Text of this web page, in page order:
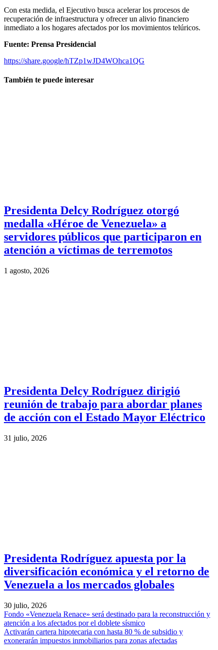
Con esta medida, el Ejecutivo busca acelerar los procesos de
recuperación de infraestructura y ofrecer un alivio financiero
inmediato a los hogares afectados por los movimientos telúricos.
Fuente: Prensa Presidencial
https://share.google/hTZp1wJD4WOhca1QG
También te puede interesar
Presidenta Delcy Rodríguez otorgó
medalla «Héroe de Venezuela» a
servidores públicos que participaron en
atención a víctimas de terremotos
1 agosto, 2026
Presidenta Delcy Rodríguez dirigió
reunión de trabajo para abordar planes
de acción con el Estado Mayor Eléctrico
31 julio, 2026
Presidenta Rodríguez apuesta por la
diversificación económica y el retorno de
Venezuela a los mercados globales
30 julio, 2026
Fondo «Venezuela Renace» será destinado para la reconstrucción y
atención a los afectados por el doblete sísmico
Activarán cartera hipotecaria con hasta 80 % de subsidio y
exonerarán impuestos inmobiliarios para zonas afectadas